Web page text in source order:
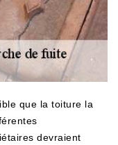
que la toiture la
devraient